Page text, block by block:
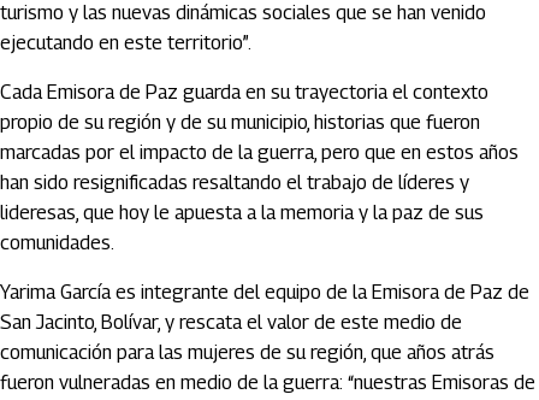
turismo y las nuevas dinámicas sociales que se han venido
ejecutando en este territorio”.
Cada Emisora de Paz guarda en su trayectoria el contexto
propio de su región y de su municipio, historias que fueron
marcadas por el impacto de la guerra, pero que en estos años
han sido resignificadas resaltando el trabajo de líderes y
lideresas, que hoy le apuesta a la memoria y la paz de sus
comunidades.
Yarima García es integrante del equipo de la Emisora de Paz de
San Jacinto, Bolívar, y rescata el valor de este medio de
comunicación para las mujeres de su región, que años atrás
fueron vulneradas en medio de la guerra: “nuestras Emisoras de